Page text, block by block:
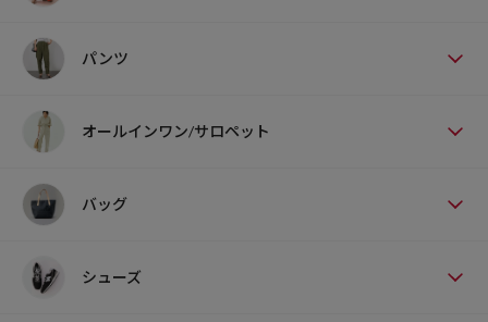
パンツ
オールインワン/サロペット
バッグ
シューズ